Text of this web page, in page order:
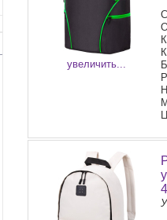
увеличить...